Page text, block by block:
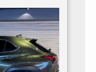
ィブヘッドラ
ました。